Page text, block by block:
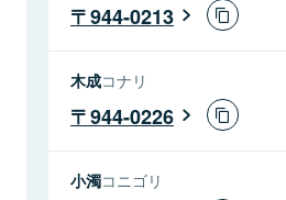
944-0213
木成コナリ
944-0226
小濁コニゴリ